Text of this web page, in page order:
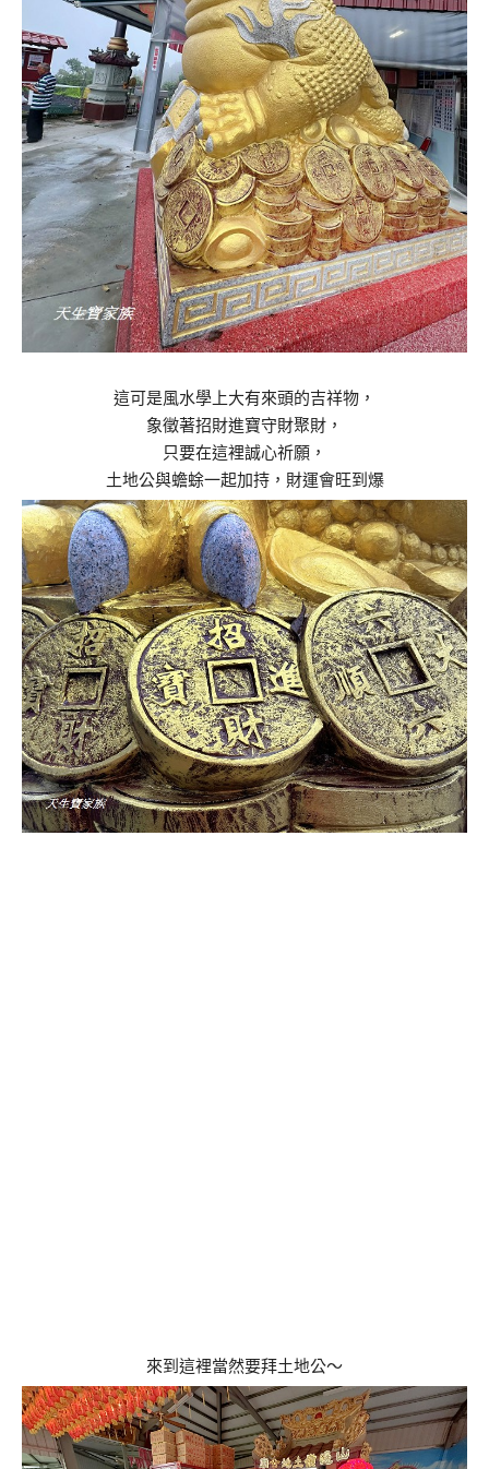
這可是風水學上大有來頭的吉祥物，
象徵著招財進寶守財聚財，
只要在這裡誠心祈願，
土地公與蟾蜍一起加持，財運會旺到爆
來到這裡當然要拜土地公～